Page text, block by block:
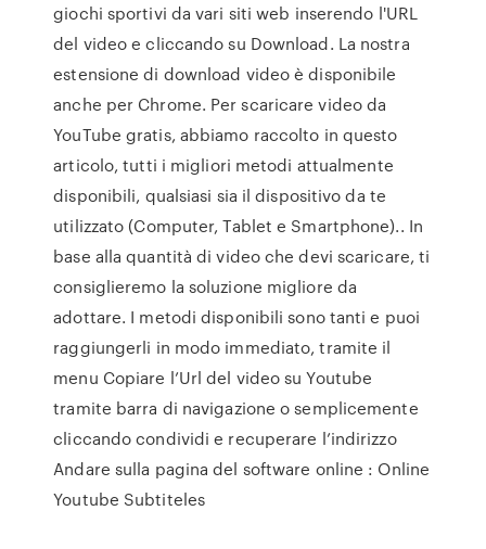
giochi sportivi da vari siti web inserendo l'URL
del video e cliccando su Download. La nostra
estensione di download video è disponibile
anche per Chrome. Per scaricare video da
YouTube gratis, abbiamo raccolto in questo
articolo, tutti i migliori metodi attualmente
disponibili, qualsiasi sia il dispositivo da te
utilizzato (Computer, Tablet e Smartphone).. In
base alla quantità di video che devi scaricare, ti
consiglieremo la soluzione migliore da
adottare. I metodi disponibili sono tanti e puoi
raggiungerli in modo immediato, tramite il
menu Copiare l’Url del video su Youtube
tramite barra di navigazione o semplicemente
cliccando condividi e recuperare l’indirizzo
Andare sulla pagina del software online : Online
Youtube Subtiteles